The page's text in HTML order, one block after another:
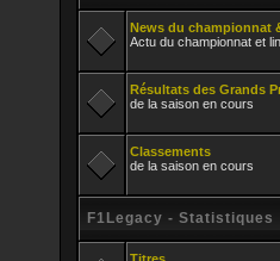
News du championnat
Actu du championnat et
Résultats des Grands
de la saison en cours
Classements
de la saison en cours
F1Legacy - Statistiques